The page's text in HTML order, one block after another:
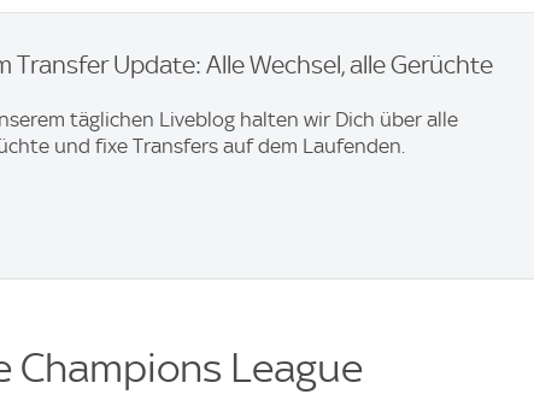
Transfer Update: Alle Wechsel, alle Gerüchte
täglichen Liveblog halten wir Dich über alle
und fixe Transfers auf dem Laufenden.
Champions League